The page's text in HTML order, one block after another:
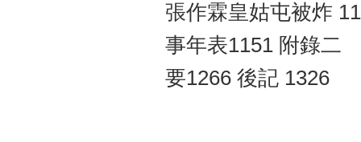
張作霖皇姑屯被炸
事年表1151 附錄二
要1266 後記 1326